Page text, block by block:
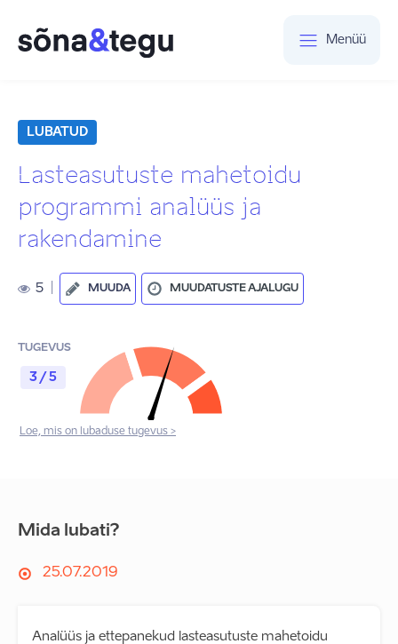
Menüü
LUBATUD
Lasteasutuste mahetoidu
programmi analüüs ja
rakendamine
5 MUUDA MUUDATUSTE AJALUGU
TUGEVUS
3 / 5
Loe, mis on lubaduse tugevus >
Mida lubati?
25.07.2019
Analüüs ja ettepanekud lasteasutuste mahetoidu